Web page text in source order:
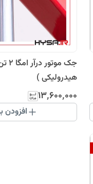
جک
هیدرولیکی )
۱۳٬۶۰۰٬۰۰۰
افزودن